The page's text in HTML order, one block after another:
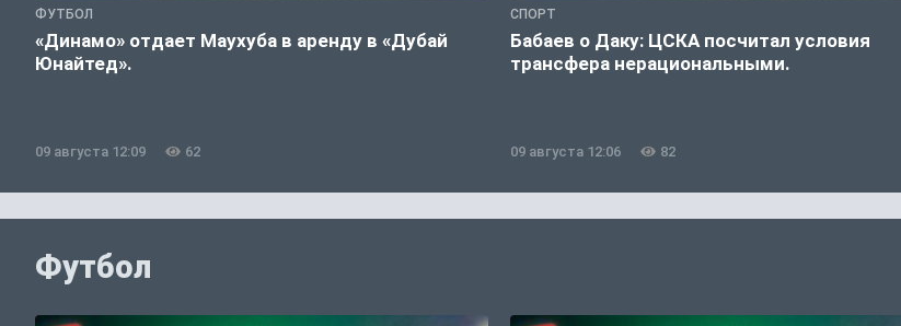
ФУТБОЛ
«Динамо» отдает Маухуба в аренду в «Дубай
Юнайтед».
09 августа 12:09 62
СПОРТ
Бабаев о Даку: ЦСКА посчитал условия
трансфера нерациональными.
09 августа 12:06 82
Футбол